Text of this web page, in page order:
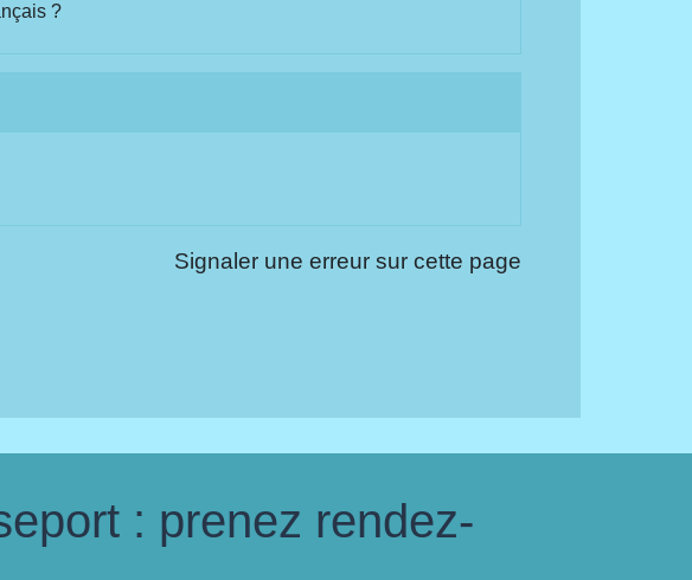
?
Signaler une erreur sur cette page
: prenez rendez-